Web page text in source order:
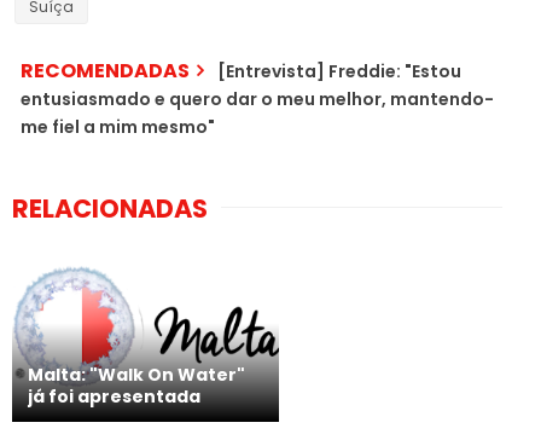
Suíça
RECOMENDADAS
[Entrevista] Freddie: "Estou
entusiasmado e quero dar o meu melhor, mantendo-
me fiel a mim mesmo"
RELACIONADAS
Malta: "Walk On Water"
já foi apresentada